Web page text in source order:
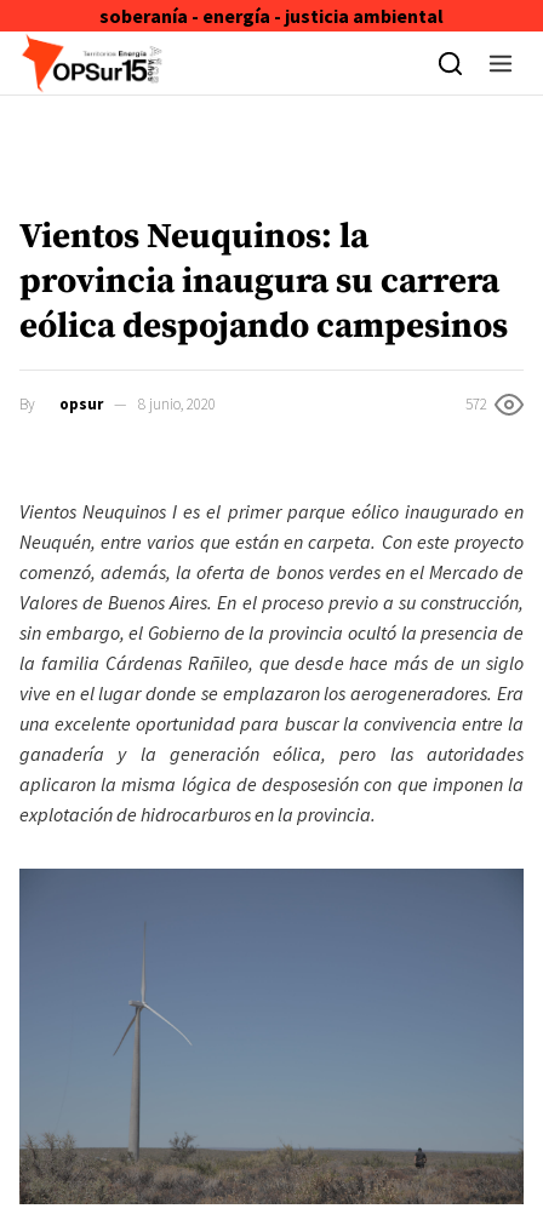
soberanía - energía - justicia ambiental
Skip to content
Vientos Neuquinos: la
provincia inaugura su carrera
eólica despojando campesinos
By opsur 8 junio, 2020 572
Vientos Neuquinos I es el primer parque eólico inaugurado en
Neuquén, entre varios que están en carpeta. Con este proyecto
comenzó, además, la oferta de bonos verdes en el Mercado de
Valores de Buenos Aires. En el proceso previo a su construcción,
sin embargo, el Gobierno de la provincia ocultó la presencia de
la familia Cárdenas Rañileo, que desde hace más de un siglo
vive en el lugar donde se emplazaron los aerogeneradores. Era
una excelente oportunidad para buscar la convivencia entre la
ganadería y la generación eólica, pero las autoridades
aplicaron la misma lógica de desposesión con que imponen la
explotación de hidrocarburos en la provincia.